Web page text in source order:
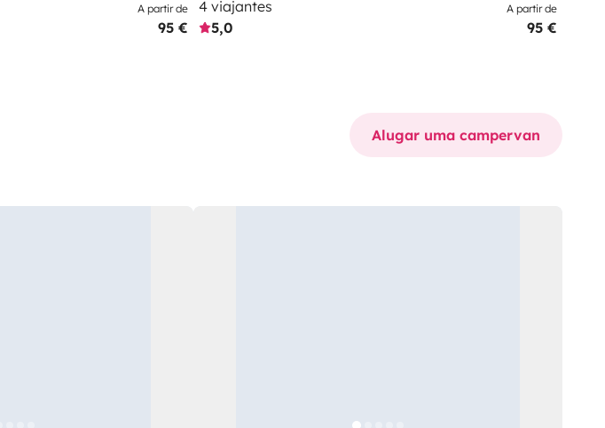
A partir de
95 €
4 viajantes
5,0
A partir de
95 €
Alugar uma campervan